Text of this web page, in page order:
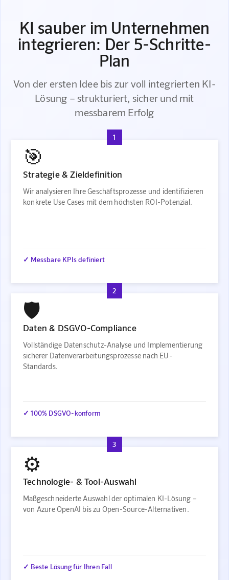
KI sauber im Unternehmen
integrieren: Der 5-Schritte-
Plan
Von der ersten Idee bis zur voll integrierten KI-
Lösung – strukturiert, sicher und mit
messbarem Erfolg
1
🎯
Strategie & Zieldefinition
Wir analysieren Ihre Geschäftsprozesse und identifizieren
konkrete Use Cases mit dem höchsten ROI-Potenzial.
✓ Messbare KPIs definiert
2
🛡️
Daten & DSGVO-Compliance
Vollständige Datenschutz-Analyse und Implementierung
sicherer Datenverarbeitungsprozesse nach EU-
Standards.
✓ 100% DSGVO-konform
3
⚙️
Technologie- & Tool-Auswahl
Maßgeschneiderte Auswahl der optimalen KI-Lösung –
von Azure OpenAI bis zu Open-Source-Alternativen.
✓ Beste Lösung für Ihren Fall